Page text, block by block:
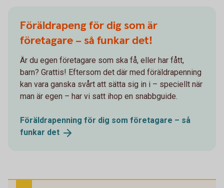
Föräldrapeng för dig som är
företagare – så funkar det!
Är du egen företagare som ska få, eller har fått,
barn? Grattis! Eftersom det där med föräldrapenning
kan vara ganska svårt att sätta sig in i – speciellt när
man är egen – har vi satt ihop en snabbguide.
Föräldrapenning för dig som företagare – så
funkar det